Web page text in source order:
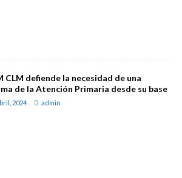
CLM defiende la necesidad de una
de la Atención Primaria desde su base
2024 admin